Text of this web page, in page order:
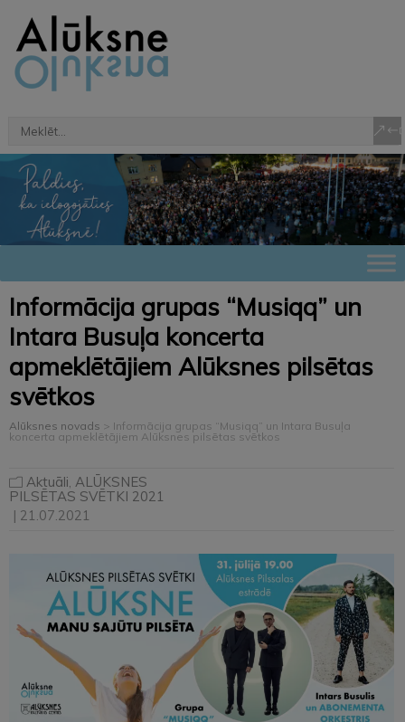
Informācija grupas “Musiqq” un
Intara Busuļa koncerta
apmeklētājiem Alūksnes pilsētas
svētkos
Alūksnes novads > Informācija grupas “Musiqq” un Intara Busuļa
koncerta apmeklētājiem Alūksnes pilsētas svētkos
Aktuāli ALŪKSNES
PILSĒTAS SVĒTKI 2021
| 21.07.2021